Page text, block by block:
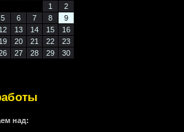
1
2
5 6 7 8
9
12 13 14 15
16
19 20 21 22
23
27 28 29
30
над: